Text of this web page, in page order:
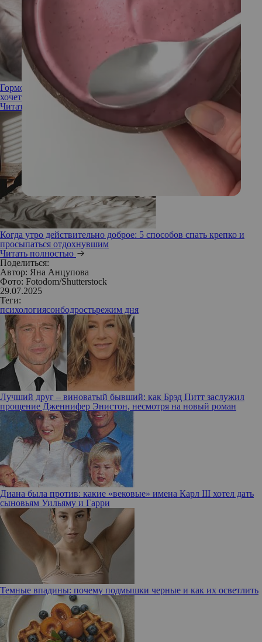
Гормоны и усталость: почему во время месячных нет сил и
хочется спать
Читать полностью
Когда утро действительно доброе: 5 способов спать крепко и
просыпаться отдохнувшим
Читать полностью
Поделиться:
Автор: Яна Анцупова
Фото: Fotodom/Shutterstock
29.07.2025
Теги:
психологиясонбодростьрежим дня
Лучший друг – виноватый бывший: как Брэд Питт заслужил
прощение Дженнифер Энистон, несмотря на новый роман
Диана была против: какие «вековые» имена Карл III хотел дать
сыновьям Уильяму и Гарри
Темные впадины: почему подмышки черные и как их осветлить